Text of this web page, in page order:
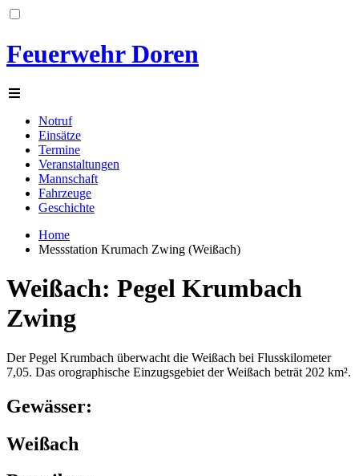
Feuerwehr Doren
Notruf
Einsätze
Termine
Veranstaltungen
Mannschaft
Fahrzeuge
Geschichte
Home
Messstation Krumach Zwing (Weißach)
Weißach: Pegel Krumbach
Zwing
Der Pegel Krumbach überwacht die Weißach bei Flusskilometer
7,05. Das orographische Einzugsgebiet der Weißach beträt 202 km².
Gewässer:
Weißach